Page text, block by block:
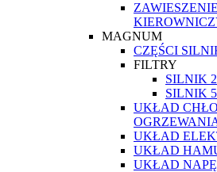
MAGNUM
CZĘŚCI
FILTRY
SILNIK
SILNIK
UKŁAD
UKŁAD
UKŁAD
UKŁAD